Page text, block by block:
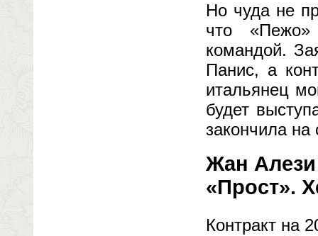
Но чуда не
что «Пежо»
командой.
Панис, а
итальянец
будет
закончила
Жан
«Прост».
Контракт на